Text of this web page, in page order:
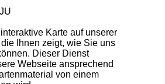
Karte auf unserer
Ihnen zeigt, wie Sie uns
Dieser Dienst
Webseite ansprechend
von einem